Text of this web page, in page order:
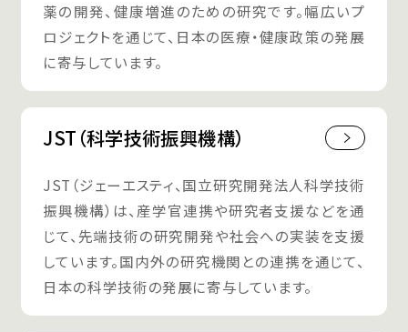
薬の開発、健康増進のための研究です。幅広いプ
ロジェクトを通じて、日本の医療・健康政策の発展
に寄与しています。
JST（科学技術振興機構）
JST（ジェーエスティ、国立研究開発法人科学技術
振興機構）は、産学官連携や研究者支援などを通
じて、先端技術の研究開発や社会への実装を支援
しています。国内外の研究機関との連携を通じて、
日本の科学技術の発展に寄与しています。